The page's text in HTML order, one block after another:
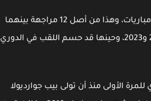
هذا وقد حقق السيتيزينز الانتصار أمام نادى برايتون وهذا كان خلال 10 مباريات، وهذا من أصل 12 مراجهة بينهما
في البريميرليج، ولم يخسر نقاط سوى خارج ملعبه العالمي لـ عام 2021 و2023، وحينها قد حسم اللقب في الدوري
متتالية في الدوري للمرة الأولى منذ أن تولى بيب جوارديولا